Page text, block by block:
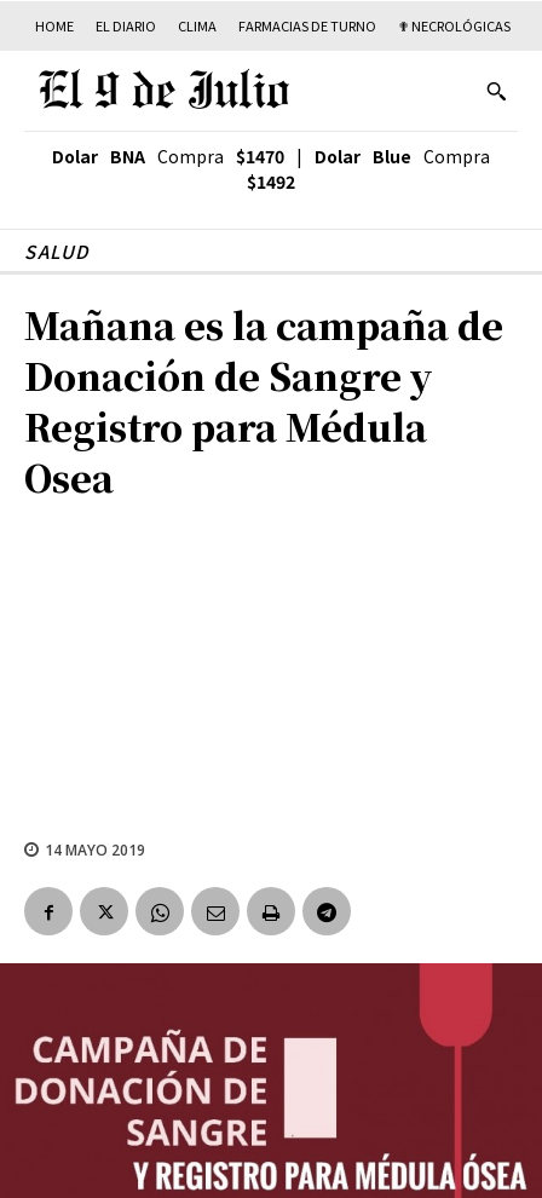
HOME EL DIARIO CLIMA FARMACIAS DE TURNO ✟ NECROLÓGICAS
Dolar BNA Compra $1470 | Dolar Blue Compra
$1492
SALUD
Mañana es la campaña de
Donación de Sangre y
Registro para Médula
Osea
14 MAYO 2019